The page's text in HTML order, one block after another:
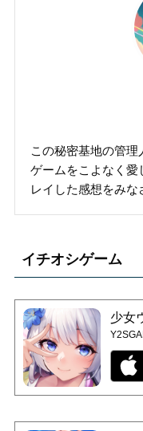
この秘密基地の管理
ゲームをこよなく愛
レイした感想をみ
イチオシゲーム
少女